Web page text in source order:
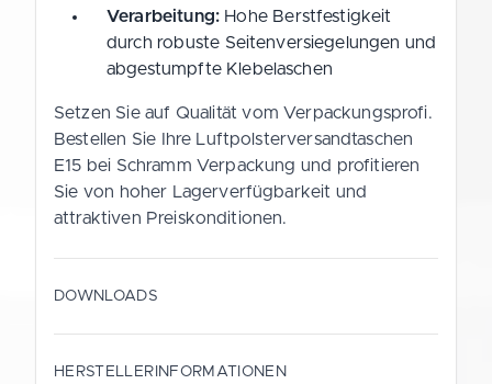
Verarbeitung:Hohe Berstfestigkeit
durch robuste Seitenversiegelungen und
abgestumpfte Klebelaschen
Setzen Sie auf Qualität vom Verpackungsprofi.
Bestellen Sie Ihre Luftpolsterversandtaschen
E15 bei Schramm Verpackung und profitieren
Sie von hoher Lagerverfügbarkeit und
attraktiven Preiskonditionen.
DOWNLOADS
PDF
HERSTELLERINFORMATIONEN